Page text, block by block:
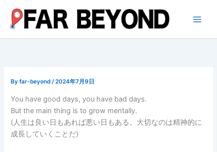
ス
Byfar-beyond/2024年7月9日
You have good days, you have bad days.
But the main thing is to grow mentally.
(人生は良い日もあれば悪い日もある。大切なのは精神的に
成長していくことだ)